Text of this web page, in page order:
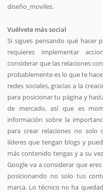
diseño_moviles.
Vuélvete más social
Si sigues pensando qué hacer
requieres implementar
considerar que las relaciones
probablemente es lo que te
redes sociales, gracias a la
para posicionar tu página y
de mercado, así que es
información sobre la
para crear relaciones no
líderes que tengan blogs y
más contenido tengas y a su
Google va a considerar que
posicionando no solo tus
marca. Lo técnico no ha